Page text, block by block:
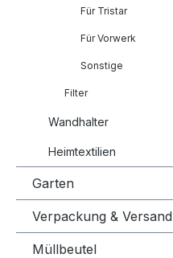
Für Tristar
Für Vorwerk
Sonstige
Filter
Wandhalter
Heimtextilien
Garten
Verpackung & Versand
Müllbeutel